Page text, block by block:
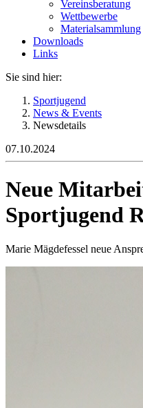
Vereinsberatung
Wettbewerbe
Materialsammlung
Downloads
Links
Sie sind hier:
Sportjugend
News & Events
Newsdetails
07.10.2024
Neue
Sportjugend
Marie Mägdefessel neue